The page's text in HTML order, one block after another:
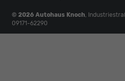
© 2026 Autohaus Knoch,
09171-62290